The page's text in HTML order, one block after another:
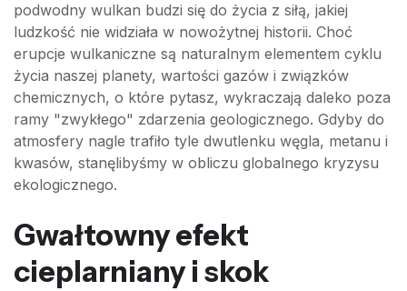
podwodny wulkan budzi się do życia z siłą, jakiej
ludzkość nie widziała w nowożytnej historii. Choć
erupcje wulkaniczne są naturalnym elementem cyklu
życia naszej planety, wartości gazów i związków
chemicznych, o które pytasz, wykraczają daleko poza
ramy "zwykłego" zdarzenia geologicznego. Gdyby do
atmosfery nagle trafiło tyle dwutlenku węgla, metanu i
kwasów, stanęlibyśmy w obliczu globalnego kryzysu
ekologicznego.
Gwałtowny efekt
cieplarniany i skok